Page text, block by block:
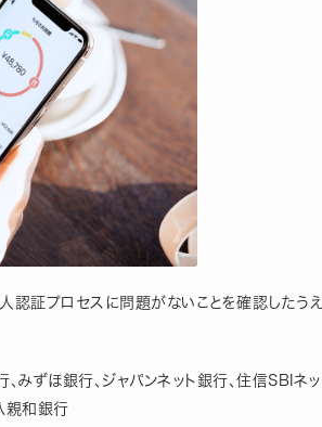
証プロセスに問題がないことを確認したう
みずほ銀行、ジャパンネット銀行、住信SBI
親和銀行